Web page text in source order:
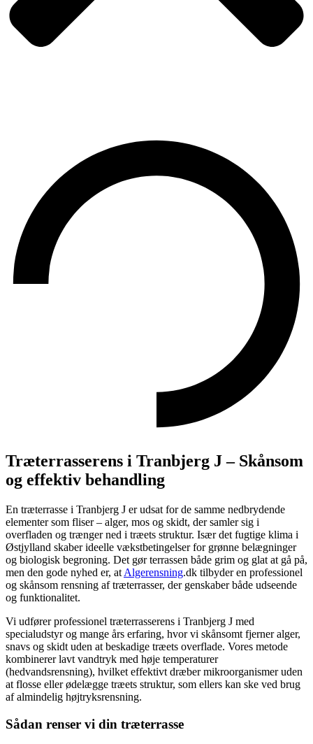
Træterrasserens i Tranbjerg J – Skånsom
og effektiv behandling
En træterrasse i Tranbjerg J er udsat for de samme nedbrydende
elementer som fliser – alger, mos og skidt, der samler sig i
overfladen og trænger ned i træets struktur. Især det fugtige klima i
Østjylland skaber ideelle vækstbetingelser for grønne belægninger
og biologisk begroning. Det gør terrassen både grim og glat at gå på,
men den gode nyhed er, at Algerensning.dk tilbyder en professionel
og skånsom rensning af træterrasser, der genskaber både udseende
og funktionalitet.
Vi udfører professionel træterrasserens i Tranbjerg J med
specialudstyr og mange års erfaring, hvor vi skånsomt fjerner alger,
snavs og skidt uden at beskadige træets overflade. Vores metode
kombinerer lavt vandtryk med høje temperaturer
(hedvandsrensning), hvilket effektivt dræber mikroorganismer uden
at flosse eller ødelægge træets struktur, som ellers kan ske ved brug
af almindelig højtryksrensning.
Sådan renser vi din træterrasse